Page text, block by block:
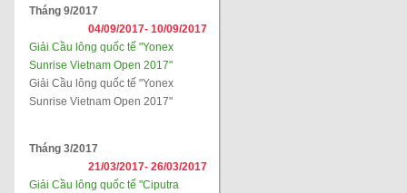
Tháng 9/2017
04/09/2017- 10/09/2017
Giải Cầu lông quốc tế "Yonex
Sunrise Vietnam Open 2017"
Giải Cầu lông quốc tế "Yonex
Sunrise Vietnam Open 2017"
Tháng 3/2017
21/03/2017- 26/03/2017
Giải Cầu lông quốc tế "Ciputra